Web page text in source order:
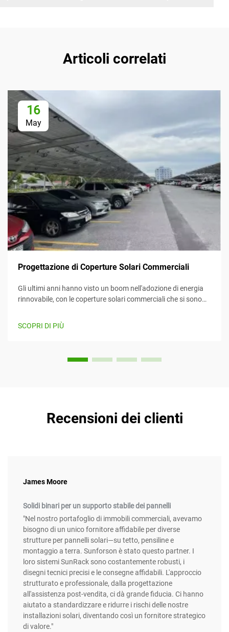
Articoli correlati
16
May
Progettazione di Coperture Solari Commerciali
Gli ultimi anni hanno visto un boom nell'adozione di energia
rinnovabile, con le coperture solari commerciali che si sono
l'energia solare mentre forniscono contemporaneamente
SCOPRI DI PIÙ
Recensioni dei clienti
James Moore
Solidi binari per un supporto stabile dei pannelli
"Nel nostro portafoglio di immobili commerciali, avevamo
bisogno di un unico fornitore affidabile per diverse
strutture per pannelli solari—su tetto, pensiline e
montaggio a terra. Sunforson è stato questo partner. I
loro sistemi SunRack sono costantemente robusti, i
disegni tecnici precisi e le consegne affidabili. L'approccio
strutturato e professionale, dalla progettazione
all'assistenza post-vendita, ci dà grande fiducia. Ci hanno
aiutato a standardizzare e ridurre i rischi delle nostre
installazioni solari, diventando così un fornitore strategico
di valore."